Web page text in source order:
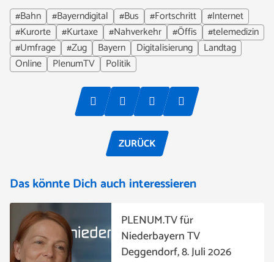
#Bahn
#Bayerndigital #Bus #Fortschritt
#Internet
#Kurorte
#Kurtaxe #Nahverkehr #Öffis
#telemedizin
#Umfrage
#Zug Bayern Digitalisierung
Landtag
Online
PlenumTV Politik
ZURÜCK
Das könnte Dich auch interessieren
PLENUM.TV für
Niederbayern TV
Deggendorf, 8. Juli 2026